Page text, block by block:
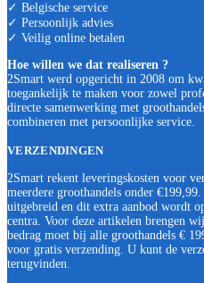
✓ Belgische service
✓ Persoonlijk advies
✓ Veilig online betalen
Hoe willen we dat realiseren ?
2Smart werd opgericht in 2008 om
toegankelijk te maken voor zowel
directe samenwerking met
combineren met persoonlijke service.
VERZENDINGEN
2Smart rekent leveringskosten voor
meerdere groothandels onder
uitgebreid en dit extra aanbod wordt
centra. Voor deze artikelen brengen
bedrag moet bij alle groothandels €
voor gratis verzending. U kunt de
terugvinden.